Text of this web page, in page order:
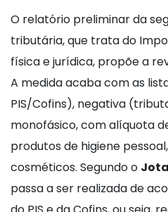
O relatório preliminar da
tributária, que trata do
física e jurídica, propõe a
A medida acaba com as
PIS/Cofins), negativa
monofásico, com alíquota
produtos de higiene
cosméticos. Segundo o Jota
passa a ser realizada de